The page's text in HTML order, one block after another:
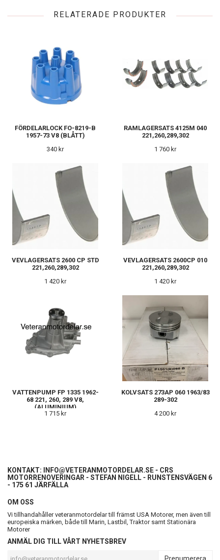
RELATERADE PRODUKTER
FÖRDELARLOCK FO-8219-B
1957-73 V8 (BLÅTT)
340 kr
RAMLAGERSATS 4125M 040
221,260,289,302
1 760 kr
VEVLAGERSATS 2600 CP STD
221,260,289,302
1 420 kr
VEVLAGERSATS 2600CP 010
221,260,289,302
1 420 kr
VATTENPUMP FP 1335 1962-
68 221, 260, 289 V8,
(ALUMINIUM)
1 715 kr
KOLVSATS 273AP 060 1963/83
289-302
4 200 kr
KONTAKT: INFO@VETERANMOTORDELAR.SE - CRS
MOTORRENOVERINGAR - STEFAN NIGELL - RUNSTENSVÄGEN 6
- 175 61 JÄRFÄLLA
OM OSS
Vi tillhandahåller veteranmotordelar till främst USA Motorer, men även till
europeiska märken, både till Marin, Lastbil, Traktor samt Stationära
Motorer
ANMÄL DIG TILL VÅRT NYHETSBREV